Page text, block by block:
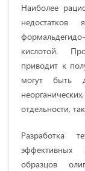
Наиболее
недостатков
кислотой.
приводит к
могут быть
отдельности,
Разработка
эффективных
образцов